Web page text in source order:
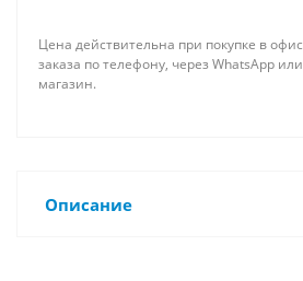
Цена действительна при покупке в
заказа по телефону, через WhatsApp
магазин.
Описание